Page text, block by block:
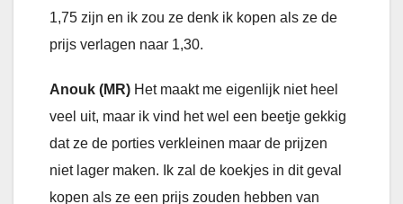
1,75 zijn en ik zou ze denk ik kopen als ze de
prijs verlagen naar 1,30.
Anouk (MR) Het maakt me eigenlijk niet heel
veel uit, maar ik vind het wel een beetje gekkig
dat ze de porties verkleinen maar de prijzen
niet lager maken. Ik zal de koekjes in dit geval
kopen als ze een prijs zouden hebben van